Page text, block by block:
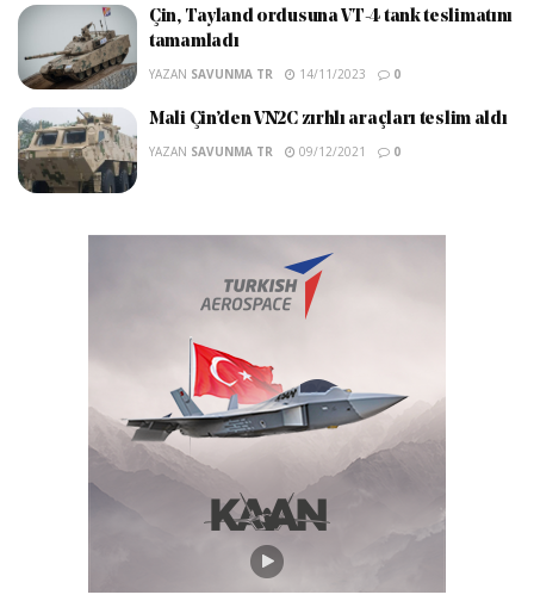
Çin, Tayland ordusuna VT-4 tank teslimatını
tamamladı
YAZAN SAVUNMA TR 14/11/2023 0
Mali Çin’den VN2C zırhlı araçları teslim aldı
YAZAN SAVUNMA TR 09/12/2021 0